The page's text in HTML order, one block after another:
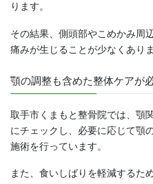
ります。
その結果、側頭部やこめかみ周
痛みが生じることが少なくありま
顎の調整も含めた整体ケアが
取手市くまもと整骨院では、顎
にチェックし、必要に応じて顎
施術を行っています。
また、食いしばりを軽減するた